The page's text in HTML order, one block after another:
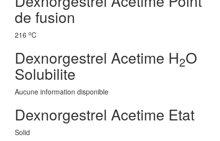
de fusion
216 oC
Dexnorgestrel Acetime H2O
Solubilite
Aucune information disponible
Dexnorgestrel Acetime Etat
Solid